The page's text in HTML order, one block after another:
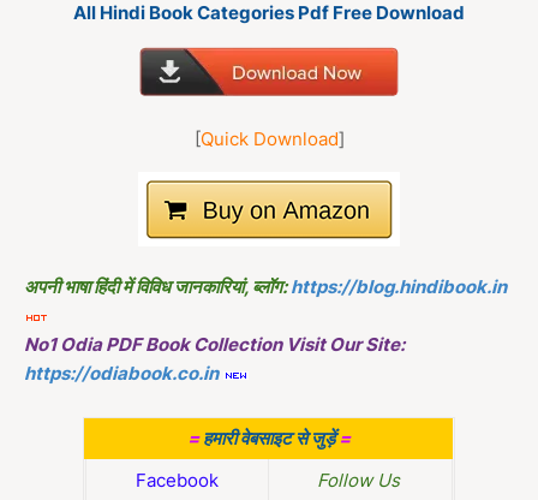
All Hindi Book Categories Pdf Free Download
[Quick Download]
अपनी भाषा हिंदी में विविध जानकारियां, ब्लॉग: https://blog.hindibook.in
No1 Odia PDF Book Collection Visit Our Site:
https://odiabook.co.in
=हमारी वेबसाइट से जुड़ें=
Facebook
Follow Us